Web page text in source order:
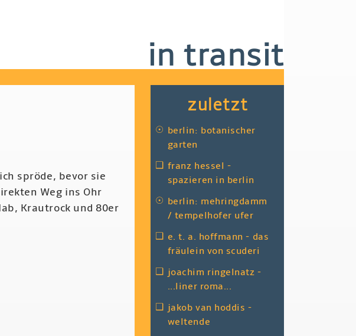
in transit
spröde, bevor sie
Weg ins Ohr
Krautrock und 80er
zuletzt
☉ berlin: botanischer
garten
❑ franz hessel -
spazieren in berlin
☉ berlin: mehringdamm
/ tempelhofer ufer
❑ e. t. a. hoffmann - das
fräulein von scuderi
❑ joachim ringelnatz -
...liner roma...
❑ jakob van hoddis -
weltende